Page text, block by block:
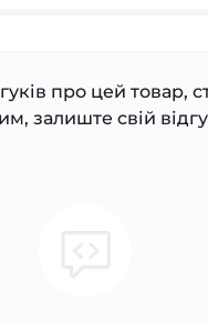
про цей товар,
залиште свій